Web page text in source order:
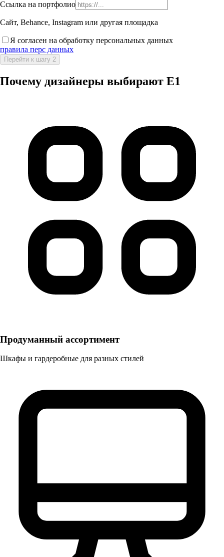
Ссылка на портфолио
Сайт, Behance, Instagram или другая площадка
Я согласен на обработку персональных данных
правила перс данных
Перейти к шагу 2
Почему дизайнеры выбирают E1
Продуманный ассортимент
Шкафы и гардеробные для разных стилей